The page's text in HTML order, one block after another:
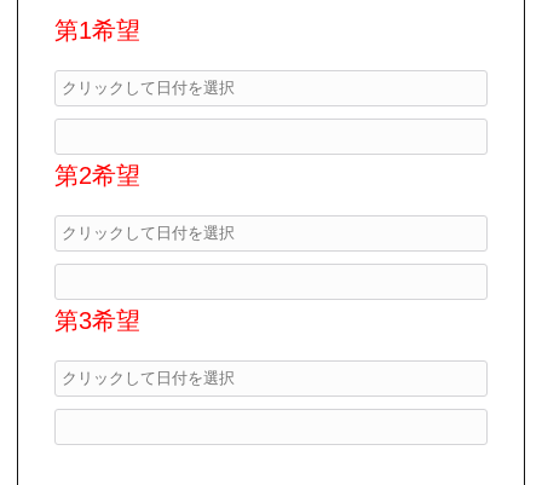
第1希望
第2希望
第3希望